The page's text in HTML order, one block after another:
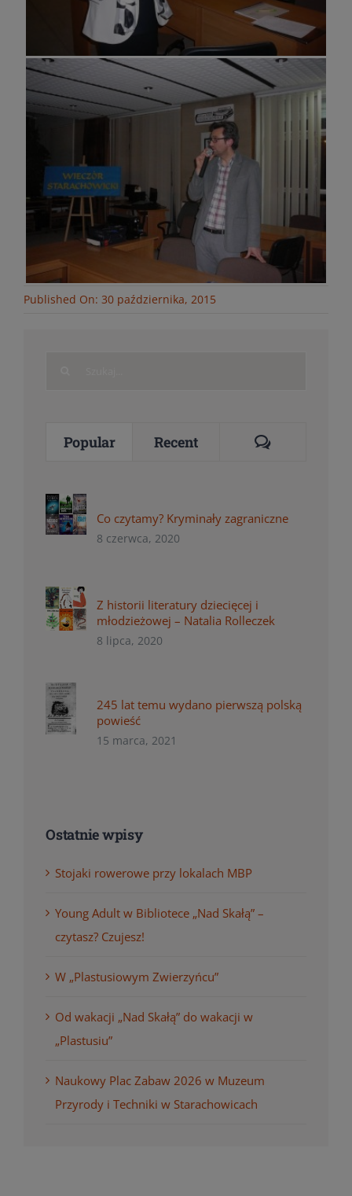
Published On: 30 października, 2015
Popular Recent Comments
Co czytamy? Kryminały zagraniczne
8 czerwca, 2020
Z historii literatury dziecięcej i
młodzieżowej – Natalia Rolleczek
8 lipca, 2020
245 lat temu wydano pierwszą polską
powieść
15 marca, 2021
Ostatnie wpisy
Stojaki rowerowe przy lokalach MBP
Young Adult w Bibliotece „Nad Skałą” –
czytasz? Czujesz!
W „Plastusiowym Zwierzyńcu”
Od wakacji „Nad Skałą” do wakacji w
„Plastusiu”
Naukowy Plac Zabaw 2026 w Muzeum
Przyrody i Techniki w Starachowicach